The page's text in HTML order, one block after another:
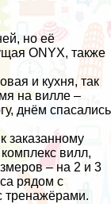
но её
ONYX, также
и кухня, так
на вилле –
днём спасались
заказанному
вилл,
– на 2 и 3
рядом с
тренажёрами.